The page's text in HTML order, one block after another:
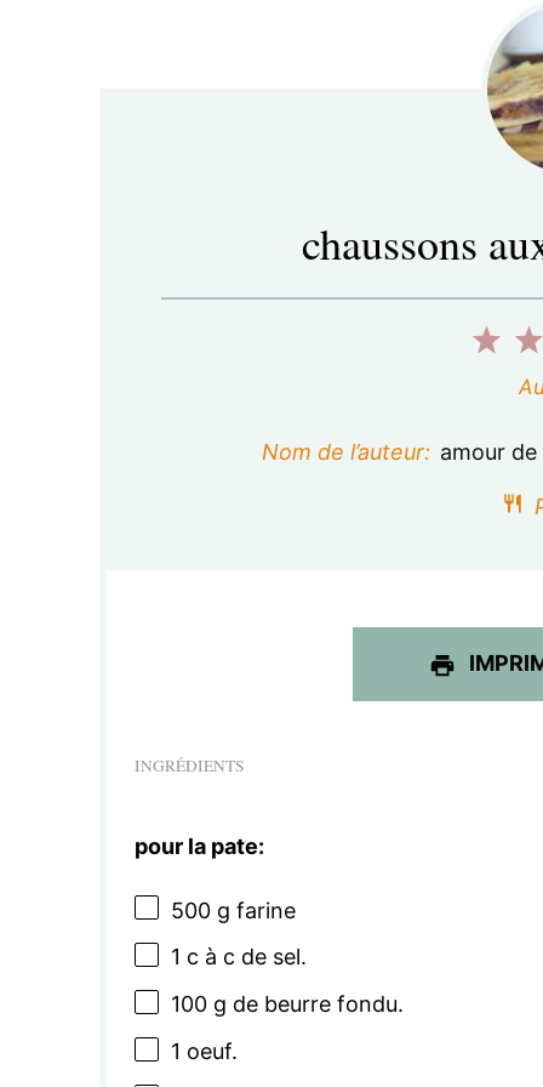
chaussons
1
Nom de l’auteur: amour de
INGRÉDIENTS
pour la pate:
500 g farine
1 c à c de sel.
100 g de beurre fondu.
1 oeuf.